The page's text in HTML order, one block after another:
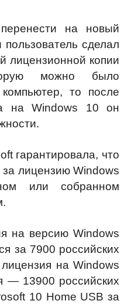
на новый
сделал
лицензионной копии
можно было
то после
на Windows 10 он
гарантировала, что
за лицензию Windows
или собранном
на версию Windows
за 7900 российских
на Windows
— 13900 российских
10 Home USB за